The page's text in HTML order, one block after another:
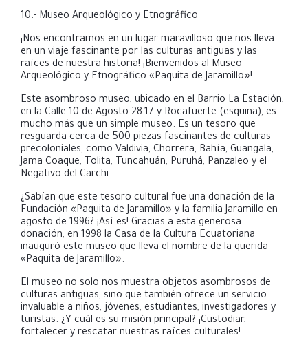
10.- Museo Arqueológico y Etnográfico
¡Nos encontramos en un lugar maravilloso que nos lleva
en un viaje fascinante por las culturas antiguas y las
raíces de nuestra historia! ¡Bienvenidos al Museo
Arqueológico y Etnográfico «Paquita de Jaramillo»!
Este asombroso museo, ubicado en el Barrio La Estación,
en la Calle 10 de Agosto 28-17 y Rocafuerte (esquina), es
mucho más que un simple museo. Es un tesoro que
resguarda cerca de 500 piezas fascinantes de culturas
precoloniales, como Valdivia, Chorrera, Bahía, Guangala,
Jama Coaque, Tolita, Tuncahuán, Puruhá, Panzaleo y el
Negativo del Carchi.
¿Sabían que este tesoro cultural fue una donación de la
Fundación «Paquita de Jaramillo» y la familia Jaramillo en
agosto de 1996? ¡Así es! Gracias a esta generosa
donación, en 1998 la Casa de la Cultura Ecuatoriana
inauguró este museo que lleva el nombre de la querida
«Paquita de Jaramillo».
El museo no solo nos muestra objetos asombrosos de
culturas antiguas, sino que también ofrece un servicio
invaluable a niños, jóvenes, estudiantes, investigadores y
turistas. ¿Y cuál es su misión principal? ¡Custodiar,
fortalecer y rescatar nuestras raíces culturales!